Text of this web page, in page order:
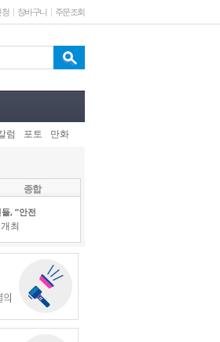
청 장바구니 주문조회
럼 포토 만화
종합
, “안전
최